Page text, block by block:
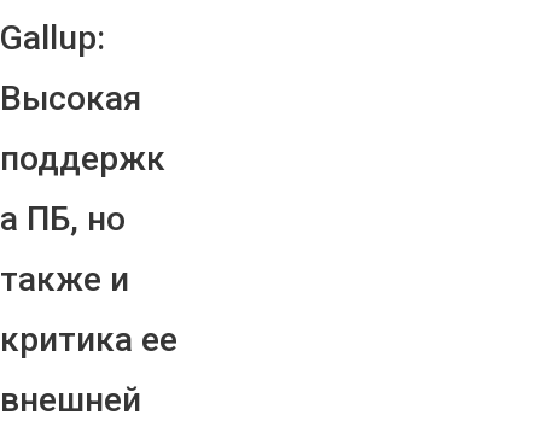
Gallup:
Высокая
поддержк
а ПБ, но
также и
критика ее
внешней